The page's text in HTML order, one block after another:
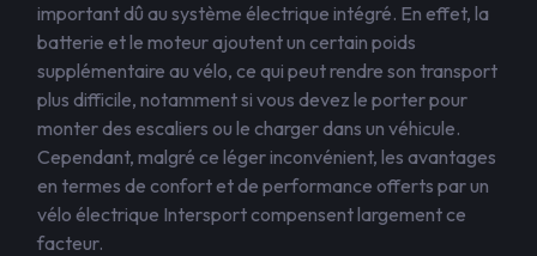
important dû au système électrique intégré. En effet, la
batterie et le moteur ajoutent un certain poids
supplémentaire au vélo, ce qui peut rendre son transport
plus difficile, notamment si vous devez le porter pour
monter des escaliers ou le charger dans un véhicule.
Cependant, malgré ce léger inconvénient, les avantages
en termes de confort et de performance offerts par un
vélo électrique Intersport compensent largement ce
facteur.